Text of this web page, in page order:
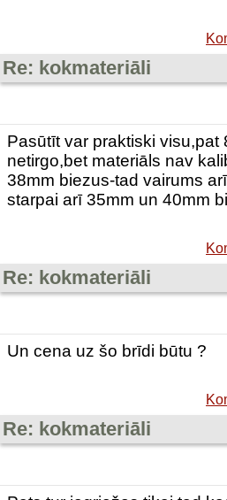
Re: kokmateriāli
Pasūtīt var praktiski visu,pat
netirgo,bet materiāls nav
38mm biezus-tad vairums
starpai arī 35mm un 40mm
Re: kokmateriāli
Un cena uz šo brīdi būtu ?
Re: kokmateriāli